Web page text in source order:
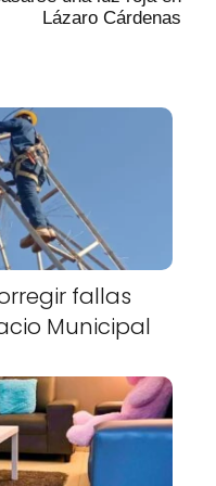
Lázaro Cárdenas
fallas
Municipal